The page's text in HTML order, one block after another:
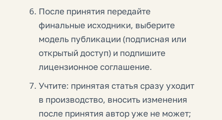
После принятия передайте
финальные исходники, выберите
модель публикации (подписная или
открытый доступ) и подпишите
лицензионное соглашение.
Учтите: принятая статья сразу уходит
в производство, вносить изменения
после принятия автор уже не может;